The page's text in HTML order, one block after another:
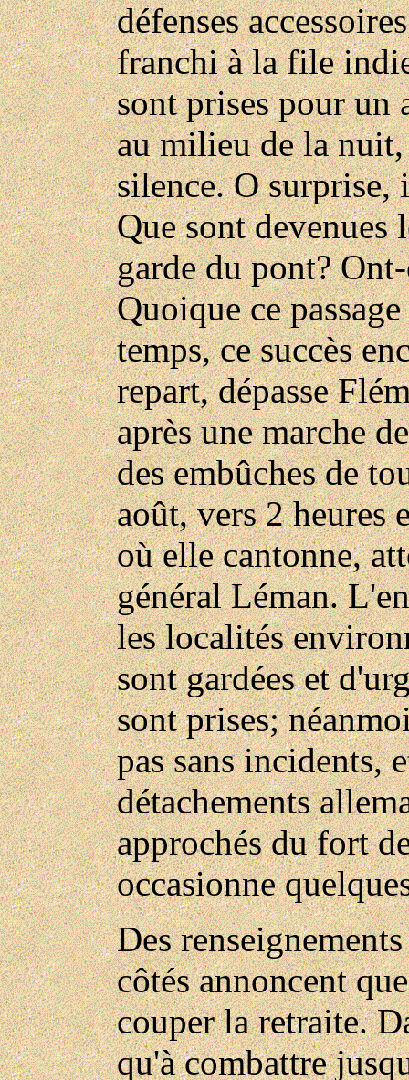
défenses
franchi à la file
sont prises pour un
au milieu de la
silence. O surprise,
Que sont devenues
garde du pont?
Quoique ce
temps, ce succès
repart, dépasse
après une marche
des embûches de
août, vers 2 heures
où elle cantonne,
général Léman.
les localités
sont gardées et
sont prises;
pas sans incidents,
détachements
approchés du fort
occasionne
Des
côtés annoncent
couper la retraite.
qu'à combattre